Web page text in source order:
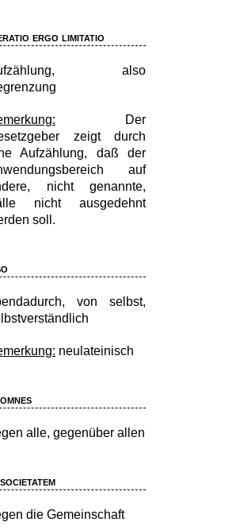
ergo limitatio
also
Der
zeigt durch
Aufzählung, daß der
auf
nicht genannte,
nicht ausgedehnt
soll.
von selbst,
neulateinisch
alle, gegenüber allen
die Gemeinschaft